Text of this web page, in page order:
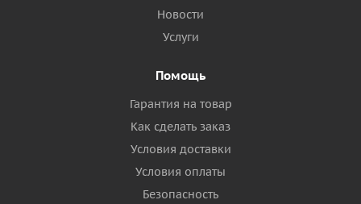
Новости
Услуги
Помощь
Гарантия на товар
Как сделать заказ
Условия доставки
Условия оплаты
Безопасность